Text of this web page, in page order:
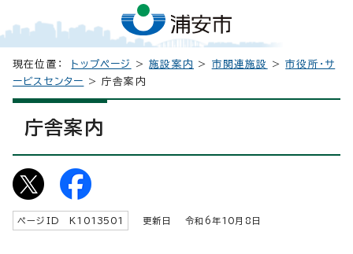
現在位置： トップページ >施設案内 > 市関連施設 >市役所・サ
ービスセンター
> 庁舎案内
庁舎案内
ページID K 1013501 更新日 令和6年10 月8日